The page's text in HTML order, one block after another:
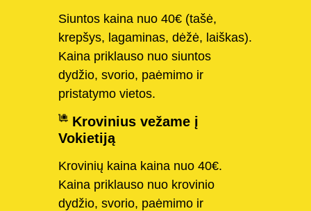
Siuntos kaina nuo 40€ (tašė,
krepšys, lagaminas, dėžė, laiškas).
Kaina priklauso nuo siuntos
dydžio, svorio, paėmimo ir
pristatymo vietos.
Krovinius vežame į
Vokietiją
Krovinių kaina kaina nuo 40€.
Kaina priklauso nuo krovinio
dydžio, svorio, paėmimo ir